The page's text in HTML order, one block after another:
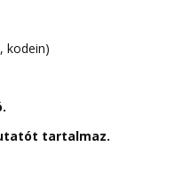
kodein)
tartalmaz.